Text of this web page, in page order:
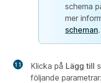
schema
mer
scheman.
11 Klicka på Lägg till
följande parametrar: